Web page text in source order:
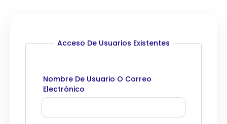
Acceso De Usuarios Existentes
Nombre De Usuario O Correo
Electrónico